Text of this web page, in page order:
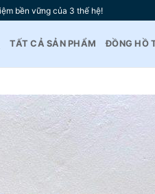
bền vững của 3 thế hệ!
TẤT CẢ SẢN PHẨM ĐỒNG HỒ